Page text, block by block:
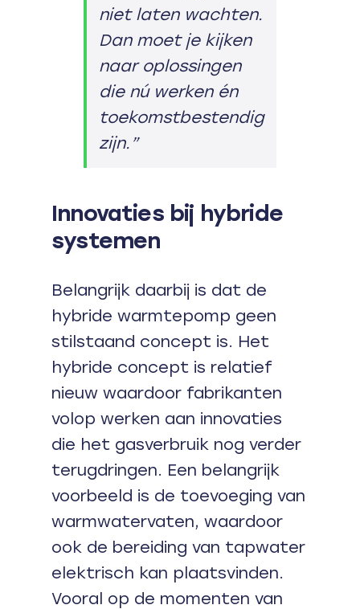
niet laten wachten.
Dan moet je kijken
naar oplossingen
die nú werken én
toekomstbestendig
zijn.”
Innovaties bij hybride
systemen
Belangrijk daarbij is dat de
hybride warmtepomp geen
stilstaand concept is. Het
hybride concept is relatief
nieuw waardoor fabrikanten
volop werken aan innovaties
die het gasverbruik nog verder
terugdringen. Een belangrijk
voorbeeld is de toevoeging van
warmwatervaten, waardoor
ook de bereiding van tapwater
elektrisch kan plaatsvinden.
Vooral op de momenten van